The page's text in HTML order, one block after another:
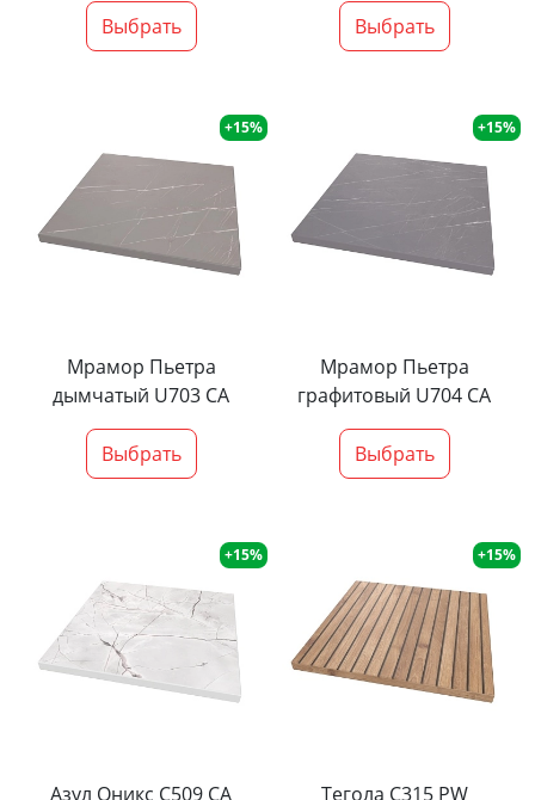
Выбрать Выбрать
+15%
Мрамор Пьетра
дымчатый U703 CA
Выбрать
+15%
Мрамор Пьетра
графитовый U704 CA
Выбрать
+15%
Азул Оникс С509 СА
+15%
Тегола С315 PW